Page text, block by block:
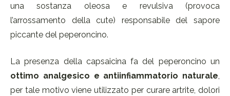
una sostanza oleosa e revulsiva (provoca
l’arrossamento della cute) responsabile del sapore
piccante del peperoncino.
La presenza della capsaicina fa del peperoncino un
ottimo analgesico e antiinfiammatorio naturale,
per tale motivo viene utilizzato per curare artrite, dolori